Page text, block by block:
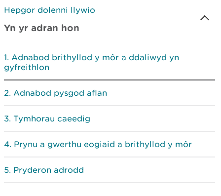
Hepgor dolenni llywio
Yn yr adran hon
Adnabod brithyllod y môr a ddaliwyd yn
gyfreithlon
Adnabod pysgod aflan
Tymhorau caeedig
Prynu a gwerthu eogiaid a brithyllod y môr
Pryderon adrodd